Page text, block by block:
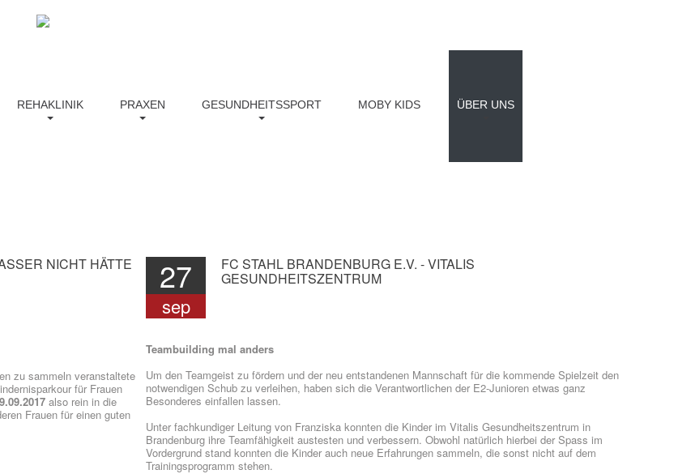
REHAKLINIK PRAXEN GESUNDHEITSSPORT MOBY KIDS ÜBER UNS
NICHT HÄTTE
zu sammeln veranstaltete
für Frauen
also rein in die
Frauen für einen guten
27
sep
FC STAHL BRANDENBURG E.V. -VITALIS
GESUNDHEITSZENTRUM
Teambuilding mal anders
Um den Teamgeist zu fördern und der neu entstandenen Mannschaft für die kommende Spielzeit den
notwendigen Schub zu verleihen, haben sich die Verantwortlichen der E2-Junioren etwas ganz
Besonderes einfallen lassen.
Unter fachkundiger Leitung von Franziska konnten die Kinder im Vitalis Gesundheitszentrum in
Brandenburg ihre Teamfähigkeit austesten und verbessern. Obwohl natürlich hierbei der Spass im
Vordergrund stand konnten die Kinder auch neue Erfahrungen sammeln, die sonst nicht auf dem
Trainingsprogramm stehen.